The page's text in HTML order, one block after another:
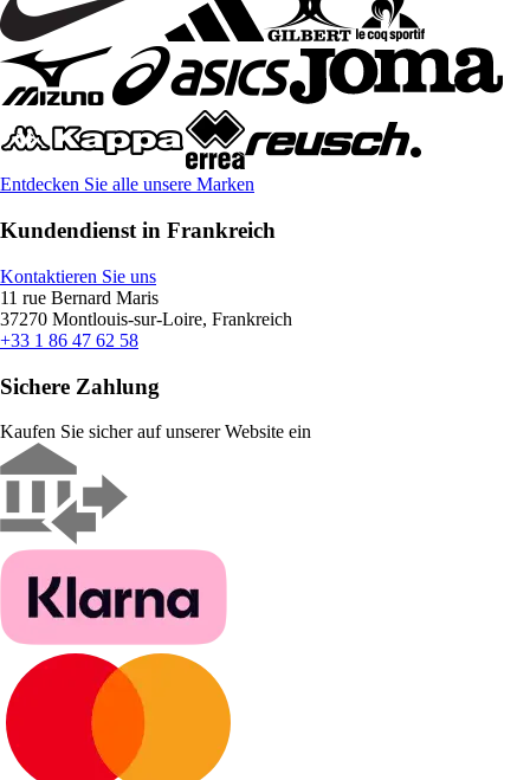
Entdecken Sie alle unsere Marken
Kundendienst in Frankreich
Kontaktieren Sie uns
11 rue Bernard Maris
37270 Montlouis-sur-Loire, Frankreich
+33 1 86 47 62 58
Sichere Zahlung
Kaufen Sie sicher auf unserer Website ein